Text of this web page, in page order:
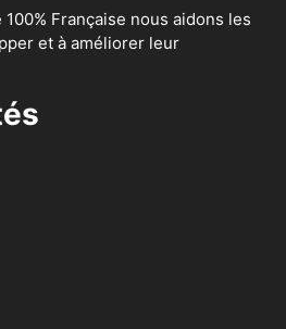
Française nous aidons les
et à améliorer leur